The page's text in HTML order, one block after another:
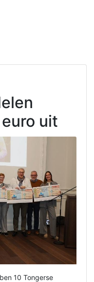
uit
10 Tongerse